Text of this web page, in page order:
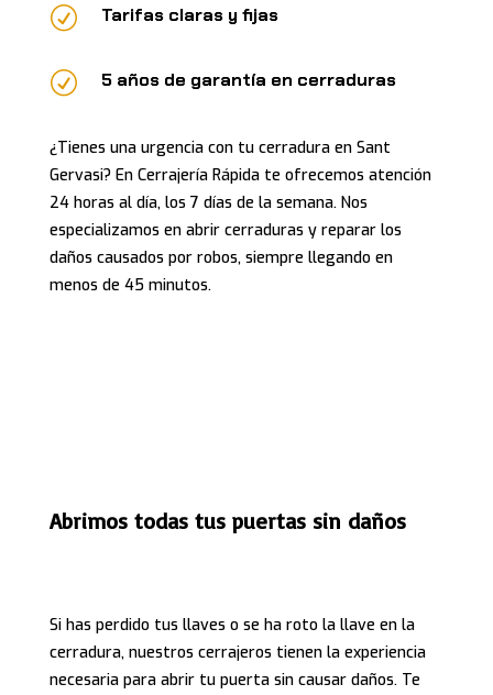
R Tarifas claras y fijas
R 5 años de garantía en cerraduras
¿Tienes una urgencia con tu cerradura en Sant
Gervasi? En Cerrajería Rápida te ofrecemos atención
24 horas al día, los 7 días de la semana. Nos
especializamos en abrir cerraduras y reparar los
daños causados por robos, siempre llegando en
menos de 45 minutos.
Abrimos todas tus puertas sin daños
Si has perdido tus llaves o se ha roto la llave en la
cerradura, nuestros cerrajeros tienen la experiencia
necesaria para abrir tu puerta sin causar daños. Te